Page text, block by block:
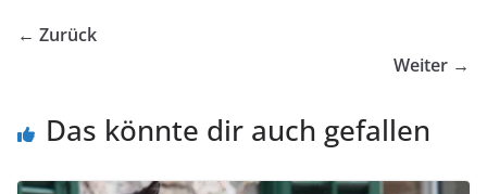
← Zurück
Weiter →
Das könnte dir auch gefallen